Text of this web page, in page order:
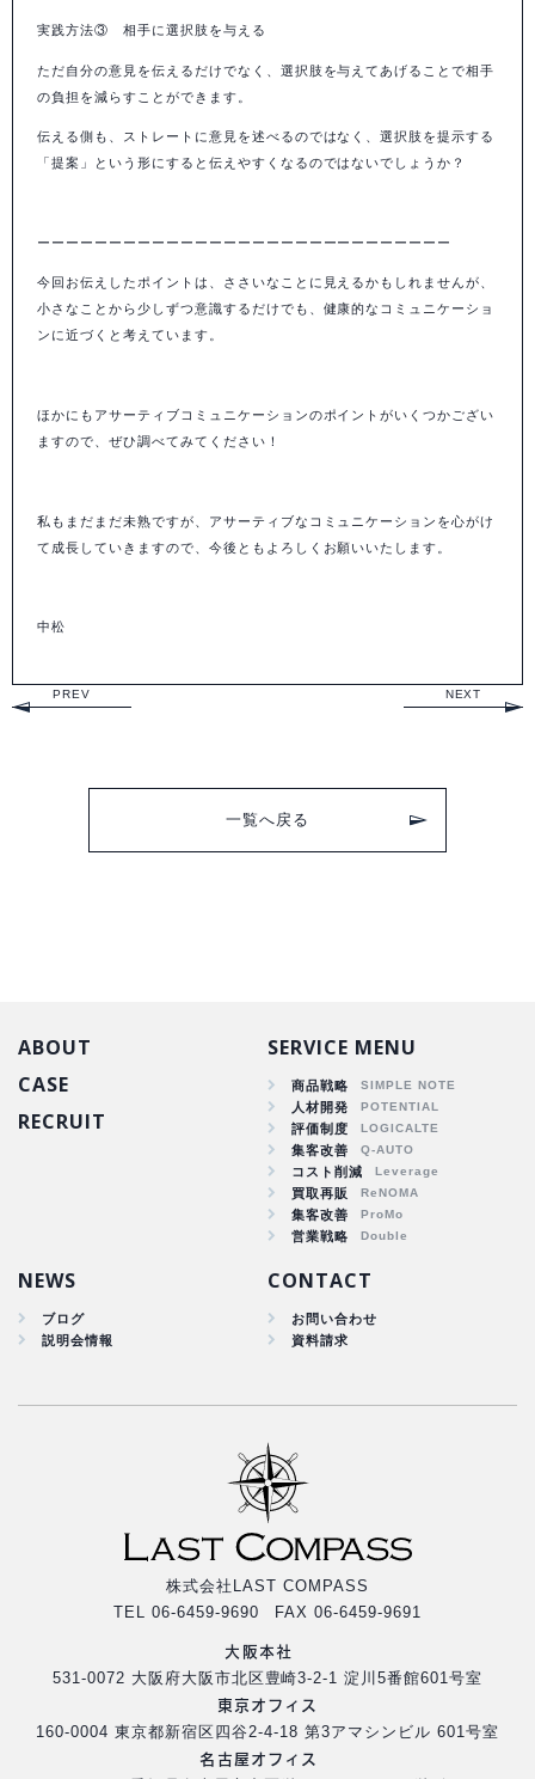
実践方法③ 相手に選択肢を与える
ただ自分の意見を伝えるだけでなく、選択肢を与えてあげることで相手
の負担を減らすことができます。
伝える側も、ストレートに意見を述べるのではなく、選択肢を提示する
「提案」という形にすると伝えやすくなるのではないでしょうか？
ーーーーーーーーーーーーーーーーーーーーーーーーーーーーー
今回お伝えしたポイントは、ささいなことに見えるかもしれませんが、
小さなことから少しずつ意識するだけでも、健康的なコミュニケーショ
ンに近づくと考えています。
ほかにもアサーティブコミュニケーションのポイントがいくつかござい
ますので、ぜひ調べてみてください！
私もまだまだ未熟ですが、アサーティブなコミュニケーションを心がけ
て成長していきますので、今後ともよろしくお願いいたします。
中松
PREV NEXT
一覧へ戻る
ABOUT
CASE
商品戦略
RECRUIT
SERVICE MENU
商品戦略
人材開発
評価制度
集客改善
コスト削減
買取再販
集客改善
営業戦略
NEWS
ブログ
説明会情報
CONTACT
お問い合わせ
資料請求
株式会社LAST COMPASS
TEL 06-6459-9690 FAX 06-6459-9691
大阪本社
531-0072 大阪府大阪市北区豊崎3-2-1 淀川5番館601号室
東京オフィス
160-0004 東京都新宿区四谷2-4-18 第3アマシンビル 601号室
名古屋オフィス